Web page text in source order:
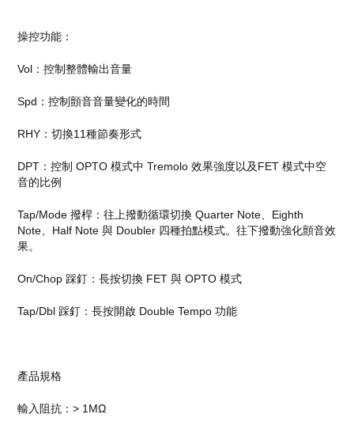
操控功能：
Vol：控制整體輸出音量
Spd：控制顫音音量變化的時間
RHY：切換11種節奏形式
DPT：控制 OPTO 模式中 Tremolo 效果強度以及FET 模式中空
音的比例
Tap/Mode 撥桿：往上撥動循環切換 Quarter Note、Eighth
Note、Half Note 與 Doubler 四種拍點模式。往下撥動強化顫音效
果。
On/Chop 踩釘：長按切換 FET 與 OPTO 模式
Tap/Dbl 踩釘：長按開啟 Double Tempo 功能
產品規格
輸入阻抗：> 1MΩ